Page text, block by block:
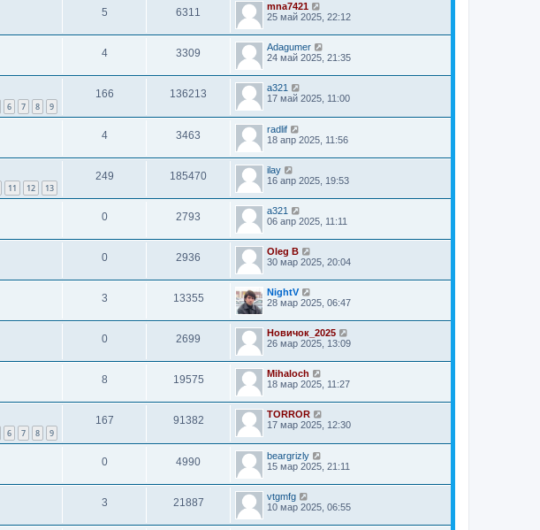
5 6311
mna7421
25 май 2025, 22:12
4 3309
Adagumer
24 май 2025, 21:35
6 7 8 9
166 136213
a321
17 май 2025, 11:00
4 3463
radlif
18 апр 2025, 11:56
11 12 13
249 185470
ilay
16 апр 2025, 19:53
0 2793
a321
06 апр 2025, 11:11
0 2936
Oleg B
30 мар 2025, 20:04
3 13355
NightV
28 мар 2025, 06:47
0 2699
Новичок_2025
26 мар 2025, 13:09
8 19575
Mihaloch
18 мар 2025, 11:27
6 7 8 9
167 91382
TORROR
17 мар 2025, 12:30
0 4990
beargrizly
15 мар 2025, 21:11
3 21887
vtgmfg
10 мар 2025, 06:55